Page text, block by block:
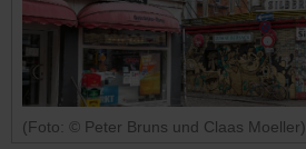
(Foto: © Peter Bruns und Claas Moeller)